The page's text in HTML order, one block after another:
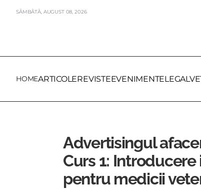
SÂMBĂTĂ, AUGUST 08,2026
HOMEARTICOLEREVISTEEVENIMENTE
Advertisingul
Curs 1:
pentru medicii